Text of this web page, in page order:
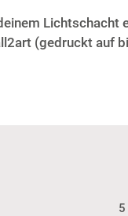
(gedruckt auf
5